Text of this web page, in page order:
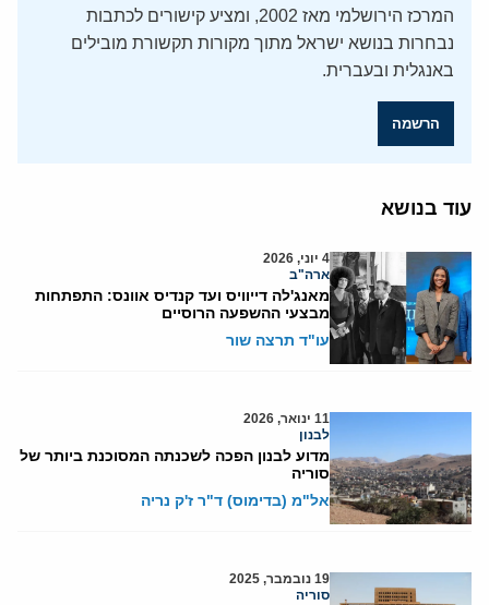
המרכז הירושלמי מאז 2002, ומציע קישורים לכתבות
נבחרות בנושא ישראל מתוך מקורות תקשורת מובילים
באנגלית ובעברית.
הרשמה
עוד בנושא
4 יוני, 2026
ארה"ב
מאנג'לה דייוויס ועד קנדיס אוונס: התפתחות
מבצעי ההשפעה הרוסיים
עו"ד תרצה שור
11 ינואר, 2026
לבנון
מדוע לבנון הפכה לשכנתה המסוכנת ביותר של
סוריה
אל"מ (בדימוס) ד"ר ז'ק נריה
19 נובמבר, 2025
סוריה